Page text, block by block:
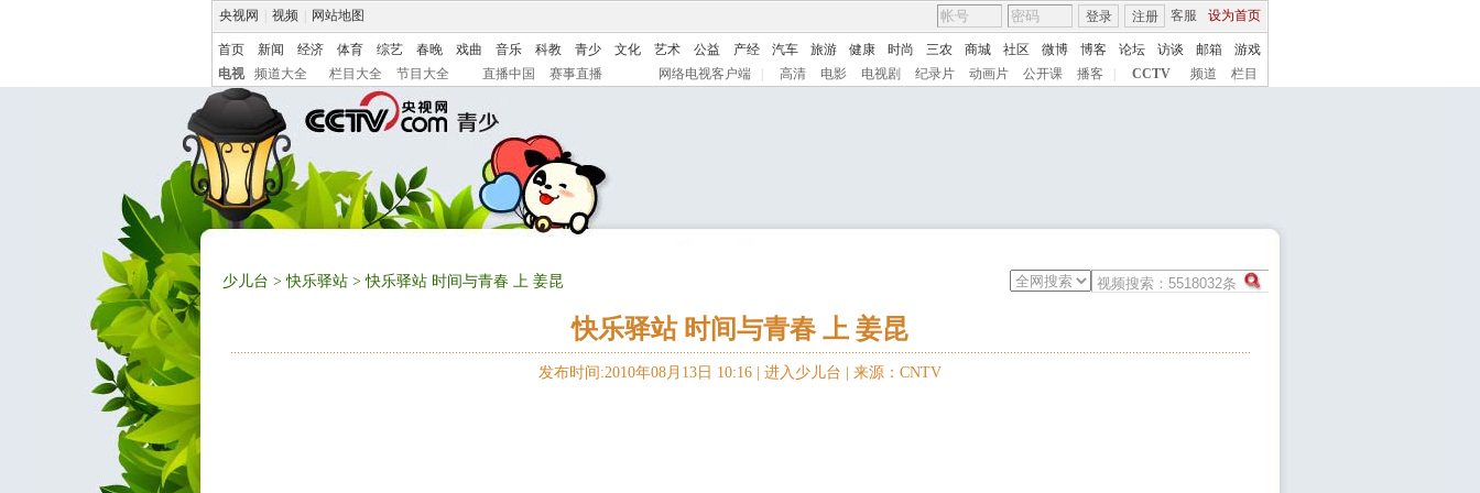
央视网 视频 网站地图 客服 设为首页
登录 注册
首页 新闻 经济 体育 综艺 春晚 戏曲 音乐 科教 青少 文化 艺术 公益 产经 汽车 旅游 健康 时尚 三农 商城 社区 微博 博客 论坛 访谈 邮箱
游戏
电视
频道大全 栏目大全 节目大全 直播中国 赛事直播 网络电视客户端 高清 电影 电视剧 纪录片 动画片 公开课 播客 CCTV 频道 栏目
少儿台 >快乐驿站 > 快乐驿站 时间与青春 上 姜昆
快乐驿站 时间与青春 上 姜昆
发布时间:2010年08月13日 10:16 | 进入少儿台 来源：CNTV